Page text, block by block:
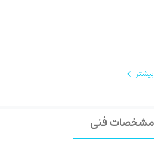
بیشتر
مشخصات فنی